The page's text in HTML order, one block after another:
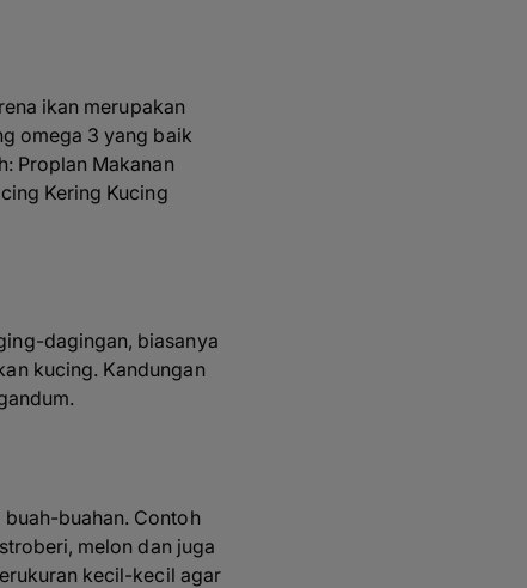
ikan merupakan
omega 3 yang baik
Proplan Makanan
Kering Kucing
dagingan, biasanya
kucing. Kandungan
buahan. Contoh
melon dan juga
kecil-kecil agar